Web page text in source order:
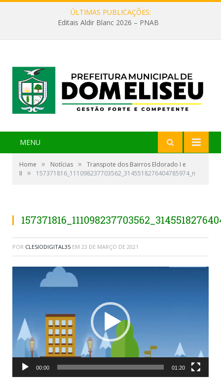
ÚLTIMAS PUBLICAÇÕES:
Editais Aldir Blanc 2026 – PNAB
MENU
Home » Notícias »
Transpote dos Bairros Eldorado I e
II
» 157371816_111098237703562_3145518276404785974_n
POR CLESIODIGITAL35 EM 23 DE MARÇO DE 2021
00:00 01:20